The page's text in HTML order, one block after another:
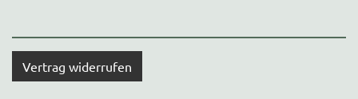
Vertrag widerrufen